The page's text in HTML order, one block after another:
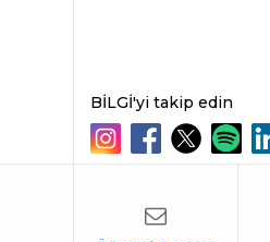
BİLGİ'yi takip edin